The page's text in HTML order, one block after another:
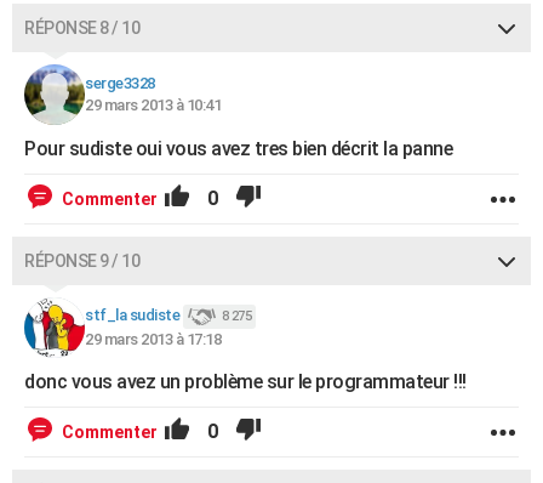
RÉPONSE 8 / 10
serge3328
29 mars 2013 à 10:41
Pour sudiste oui vous avez tres bien décrit la panne
Commenter 0
RÉPONSE 9 / 10
stf_la sudiste 8 275
29 mars 2013 à 17:18
donc vous avez un problème sur le programmateur !!!
Commenter 0